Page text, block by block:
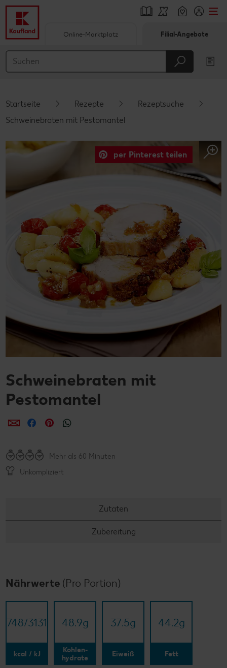
Hauptinhalt
Schwebender Seitenbereich
Online-Marktplatz Filial-Angebote
Startseite Rezepte
Rezeptsuche
Schweinebraten mit Pestomantel
per Pinterest teilen
Schweinebraten mit
Pestomantel
per E-Mail teilen
per Facebook teilen
per Pinterest teilen
Mehr als 60 Minuten
Unkompliziert
Zutaten
Zubereitung
Nährwerte (Pro Portion)
748/​3131
kcal / kJ
48.9g
Kohlen-
hydrate
37.5g
Eiweiß
44.2g
Fett